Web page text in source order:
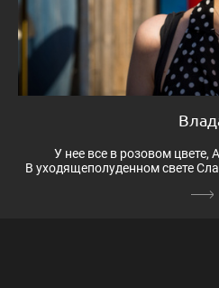
У нее все в розовом цвете,
В уходящеполуденном свете